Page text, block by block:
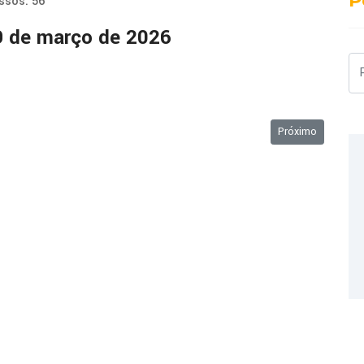
de março de 2026
2026 Próximo artigo: 5ª
Próximo